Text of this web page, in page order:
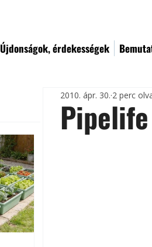
Újdonságok, érdekességek
2010. ápr. 30. 2 perc